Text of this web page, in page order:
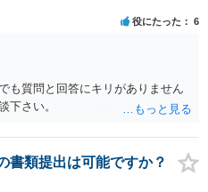
役にたった 6
も質問と回答にキリがありません
下さい。
書類提出は可能ですか？